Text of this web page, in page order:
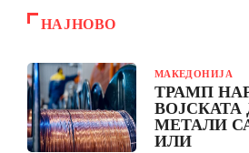
НАЈНОВО
МАКЕДОНИЈА
ТРАМП
МЕТАЛИ
ИЛИ